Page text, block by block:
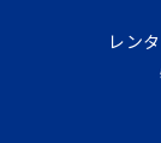
レン